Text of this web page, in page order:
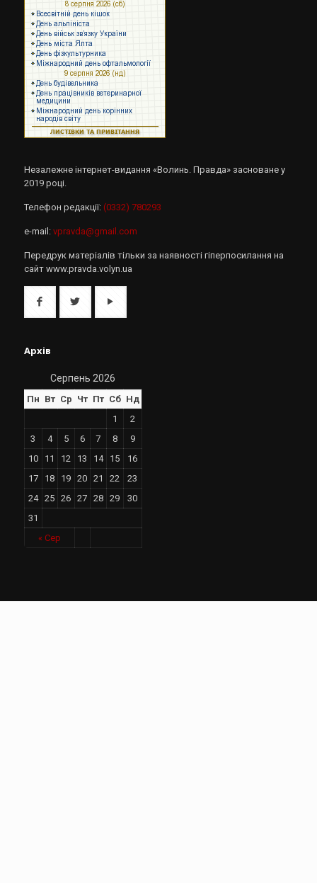
Незалежне інтернет-видання «Волинь. Правда» засноване у
2019 році.
Телефон редакції: (0332) 780293
e-mail: vpravda@gmail.com
Передрук матеріалів тільки за наявності гіперпосилання на
сайт www.pravda.volyn.ua
Архів
Серпень 2026
Пн Вт Ср Чт Пт Сб Нд
« Сер
1
2
3
4 5 6 7 8
9
10
11 12 13 14 15
16
17
18 19 20 21 22
23
24
25 26 27 28 29
30
31